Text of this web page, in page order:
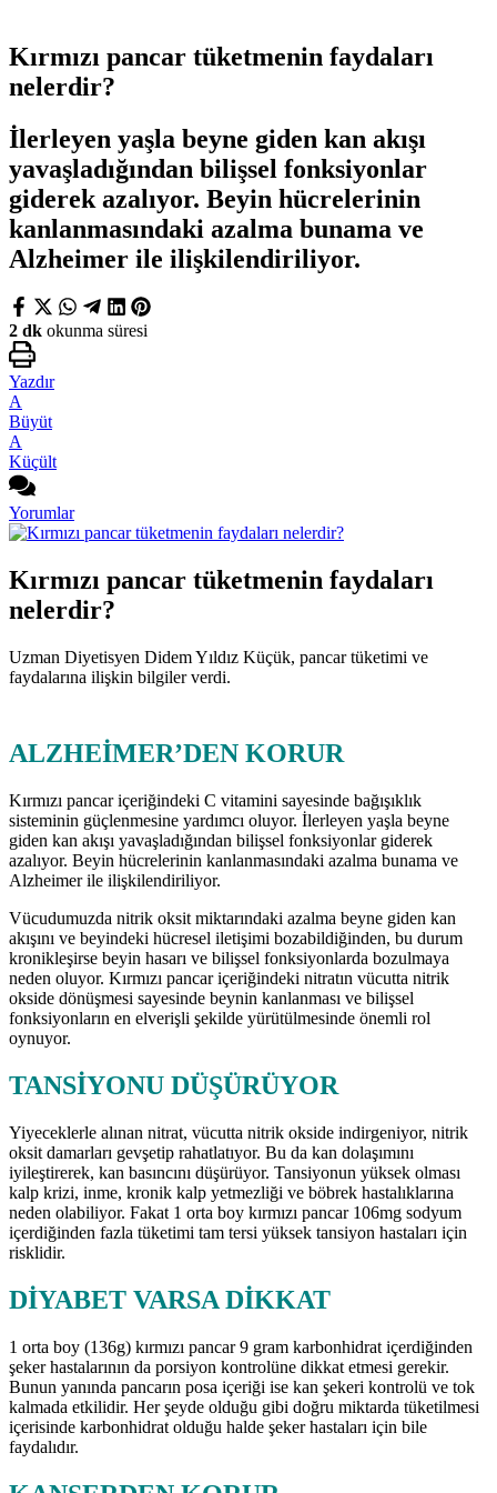
Kırmızı pancar tüketmenin faydaları
nelerdir?
İlerleyen yaşla beyne giden kan akışı
yavaşladığından bilişsel fonksiyonlar
giderek azalıyor. Beyin hücrelerinin
kanlanmasındaki azalma bunama ve
Alzheimer ile ilişkilendiriliyor.
2 dk okunma süresi
Yazdır
A
Büyüt
A
Küçült
Yorumlar
Kırmızı pancar tüketmenin faydaları
nelerdir?
Uzman Diyetisyen Didem Yıldız Küçük, pancar tüketimi ve
faydalarına ilişkin bilgiler verdi.
ALZHEİMER’DEN KORUR
Kırmızı pancar içeriğindeki C vitamini sayesinde bağışıklık
sisteminin güçlenmesine yardımcı oluyor. İlerleyen yaşla beyne
giden kan akışı yavaşladığından bilişsel fonksiyonlar giderek
azalıyor. Beyin hücrelerinin kanlanmasındaki azalma bunama ve
Alzheimer ile ilişkilendiriliyor.
Vücudumuzda nitrik oksit miktarındaki azalma beyne giden kan
akışını ve beyindeki hücresel iletişimi bozabildiğinden, bu durum
kronikleşirse beyin hasarı ve bilişsel fonksiyonlarda bozulmaya
neden oluyor. Kırmızı pancar içeriğindeki nitratın vücutta nitrik
okside dönüşmesi sayesinde beynin kanlanması ve bilişsel
fonksiyonların en elverişli şekilde yürütülmesinde önemli rol
oynuyor.
TANSİYONU DÜŞÜRÜYOR
Yiyeceklerle alınan nitrat, vücutta nitrik okside indirgeniyor, nitrik
oksit damarları gevşetip rahatlatıyor. Bu da kan dolaşımını
iyileştirerek, kan basıncını düşürüyor. Tansiyonun yüksek olması
kalp krizi, inme, kronik kalp yetmezliği ve böbrek hastalıklarına
neden olabiliyor. Fakat 1 orta boy kırmızı pancar 106mg sodyum
içerdiğinden fazla tüketimi tam tersi yüksek tansiyon hastaları için
risklidir.
DİYABET VARSA DİKKAT
1 orta boy (136g) kırmızı pancar 9 gram karbonhidrat içerdiğinden
şeker hastalarının da porsiyon kontrolüne dikkat etmesi gerekir.
Bunun yanında pancarın posa içeriği ise kan şekeri kontrolü ve tok
kalmada etkilidir. Her şeyde olduğu gibi doğru miktarda tüketilmesi
içerisinde karbonhidrat olduğu halde şeker hastaları için bile
faydalıdır.